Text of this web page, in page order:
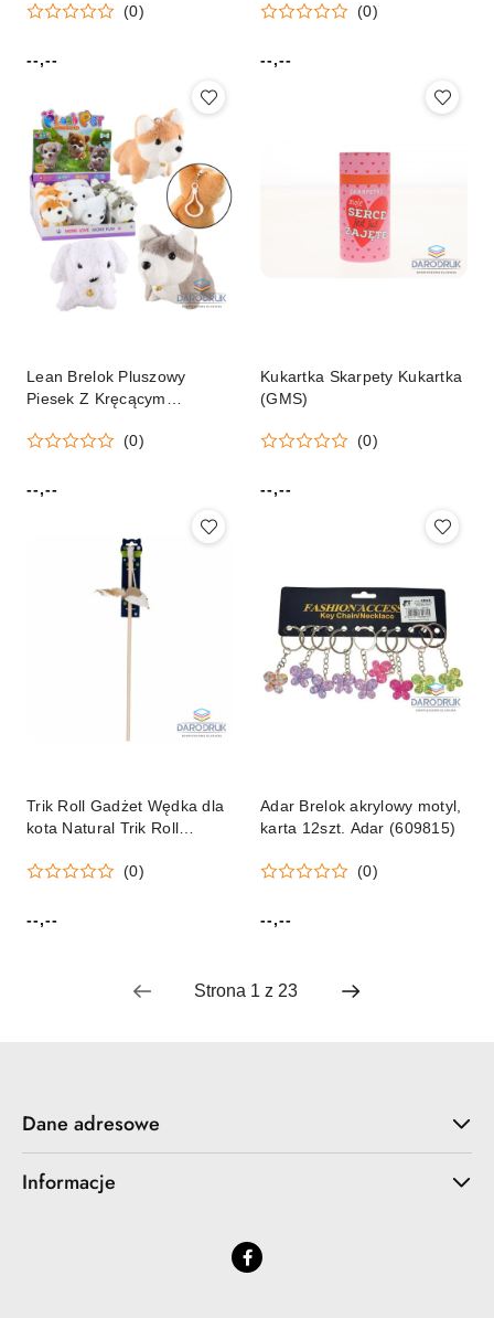
(0)
Cena:
--,--
szt.
(0)
Cena:
--,--
Lean Brelok Pluszowy
Piesek Z Kręcącym
(0)
Cena:
--,--
Kukartka Skarpety Kukartka
(GMS)
(0)
Cena:
--,--
Trik Roll Gadżet Wędka dla
kota Natural Trik Roll
(0)
Cena:
--,--
Adar Brelok akrylowy motyl,
karta 12szt. Adar (609815)
(0)
Cena:
--,--
Dane adresowe
Informacje